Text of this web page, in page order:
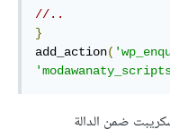
//..
}
add_action(
ضمن الدالة